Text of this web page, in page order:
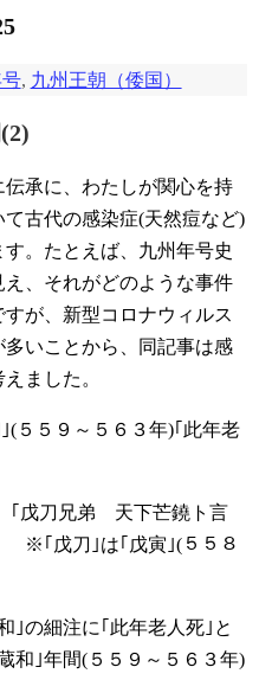
, 九州王朝（倭国）
承に、わたしが関心を持
古代の感染症(天然痘など)
。たとえば、九州年号史
、それがどのような事件
が、新型コロナウィルス
いことから、同記事は感
ました。
５５９～５６３年)｢此年老
戊刀兄弟 天下芒鐃ト言
※｢戊刀｣は｢戊寅｣(５５８
の細注に｢此年老人死｣と
和｣年間(５５９～５６３年)